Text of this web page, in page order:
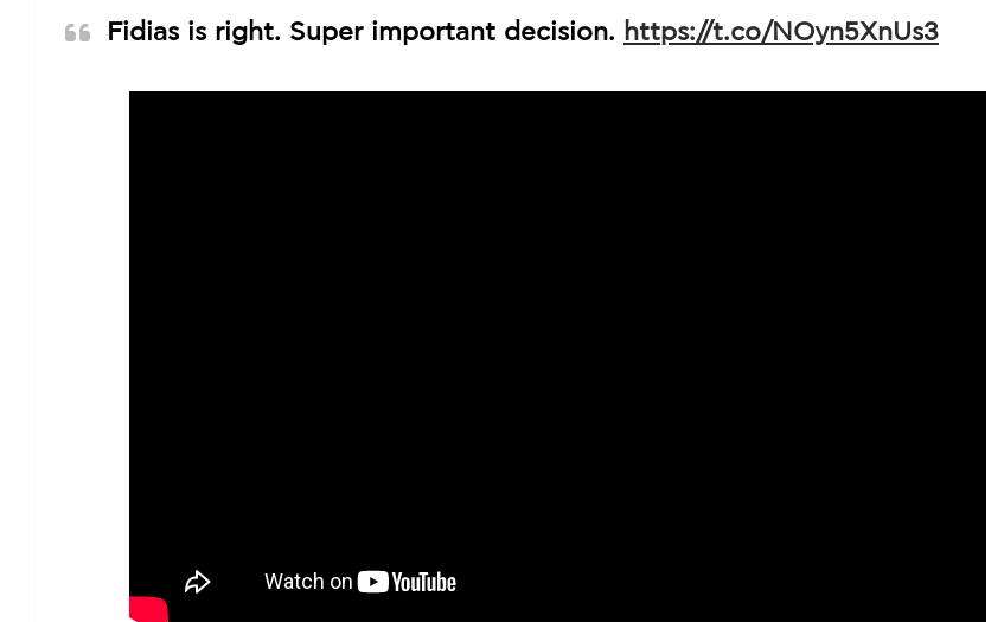
Fidias is right. Super important decision. https://t.co/NOyn5XnUs3